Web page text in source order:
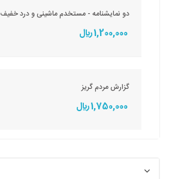
دو نمایشنامه - مستخدم ماشینی و درد خفیف
1,200,000 ريال
گزارش مردم گریز
1,750,000 ريال